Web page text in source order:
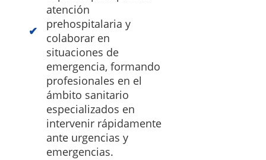
atención
prehospitalaria y
colaborar en
situaciones de
emergencia, formando
profesionales en el
ámbito sanitario
especializados en
intervenir rápidamente
ante urgencias y
emergencias.